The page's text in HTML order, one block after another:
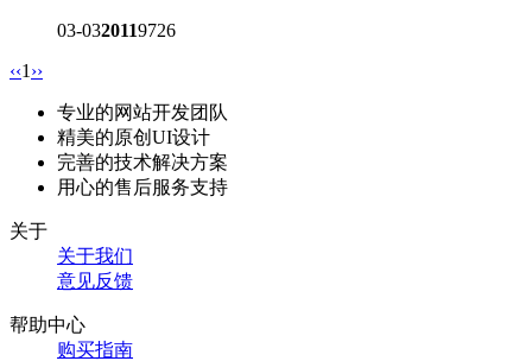
03-0320119726
‹‹1 ››
专业的网站开发团队
精美的原创UI设计
完善的技术解决方案
用心的售后服务支持
关于
关于我们
意见反馈
帮助中心
购买指南